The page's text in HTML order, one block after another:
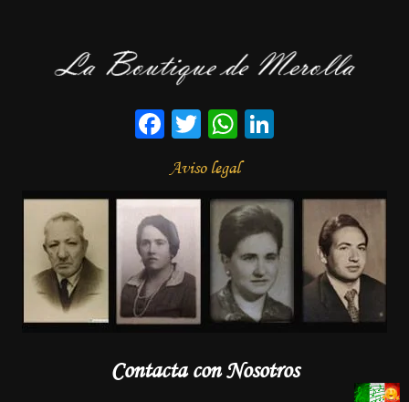
Facebook
TwitterWhatsApp
Aviso legal
Contacta con Nosotros